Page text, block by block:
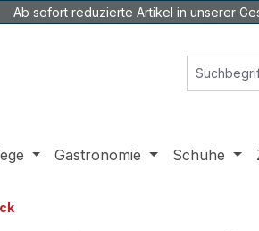
Ab sofort reduzierte Artikel in unserer
Gastronomie Schuhe